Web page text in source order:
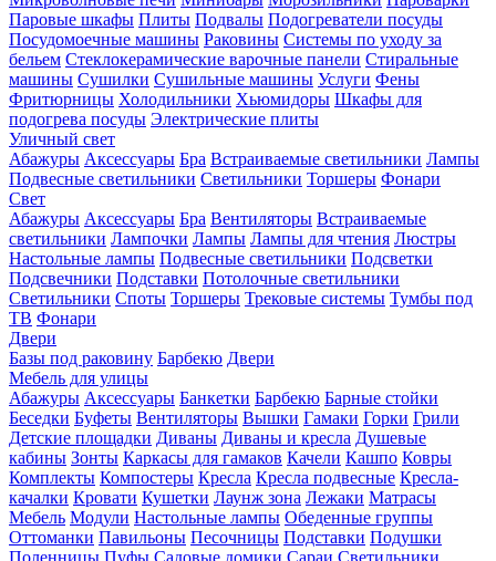
Паровые шкафы Плиты Подвалы Подогреватели посуды
Посудомоечные машины Раковины Системы по уходу за
бельем Стеклокерамические варочные панели Стиральные
машины Сушилки Сушильные машины Услуги Фены
Фритюрницы Холодильники Хьюмидоры Шкафы для
подогрева посуды Электрические плиты
Уличный свет
Абажуры Аксессуары Бра Встраиваемые светильники Лампы
Подвесные светильники Светильники Торшеры Фонари
Свет
Абажуры Аксессуары Бра Вентиляторы Встраиваемые
светильники Лампочки Лампы Лампы для чтения Люстры
Настольные лампы Подвесные светильники Подсветки
Подсвечники Подставки Потолочные светильники
Светильники Споты Торшеры Трековые системы Тумбы под
ТВ Фонари
Двери
Базы под раковину Барбекю Двери
Мебель для улицы
Абажуры Аксессуары Банкетки Барбекю Барные стойки
Беседки Буфеты Вентиляторы Вышки Гамаки Горки Грили
Детские площадки Диваны Диваны и кресла Душевые
кабины Зонты Каркасы для гамаков Качели Кашпо Ковры
Комплекты Компостеры Кресла Кресла подвесные Кресла-
качалки Кровати Кушетки Лаунж зона Лежаки Матрасы
Мебель Модули Настольные лампы Обеденные группы
Оттоманки Павильоны Песочницы Подставки Подушки
Поленницы Пуфы Садовые домики Сараи Светильники